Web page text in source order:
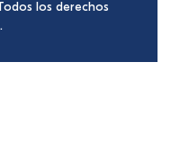
los derechos